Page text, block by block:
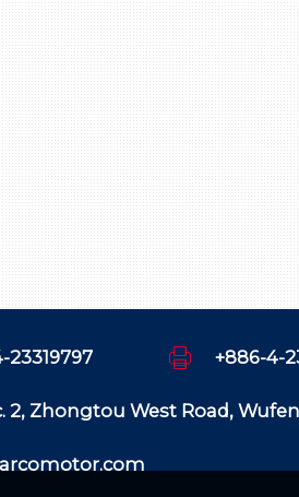
23319797 +886-4-
2, Zhongtou West Road,